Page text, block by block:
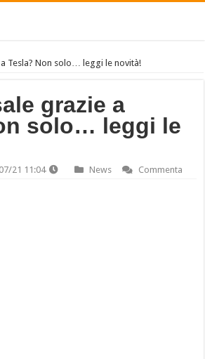
Tesla? Non solo… leggi le novità!
grazie a
solo… leggi le
21 11:04 News Commenta